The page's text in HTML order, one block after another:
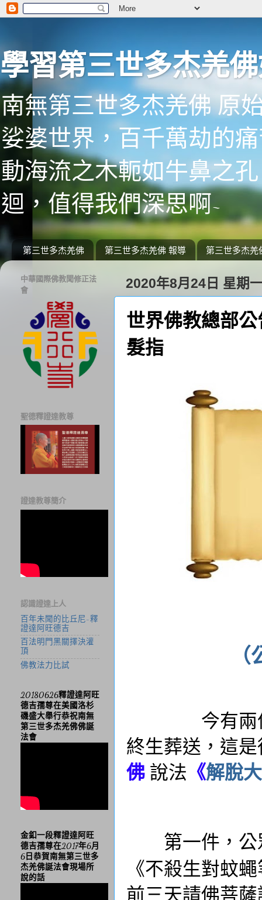
學習第三世多杰羌
南無第三世多杰羌佛 原
娑婆世界，百千萬劫的
動海流之木軛如牛鼻之
迴，值得我們深思啊~
第三世多杰羌佛 第三世多杰羌佛 報導 第三世多杰羌
2020年8月24日 星期
世界佛教總部
髮指
今有兩件邪
終生葬送，這
佛 說法 《解脫
第一件，
《不殺生對蚊
前三天請佛菩
中華國際佛教聞修正法
會
聖德釋證達教尊
證達教尊簡介
認識證達上人
百年未聞的比丘尼-釋
證達阿旺德吉
百法明門黑關擇決灌
頂
佛教法力比試
20180626釋證達阿旺
德吉孺尊在美國洛杉
磯盛大舉行恭祝南無
第三世多杰羌佛佛誕
法會
金釦一段釋證達阿旺
德吉孺尊在2017年6月
6日恭賀南無第三世多
杰羌佛誕法會現場所
說的話